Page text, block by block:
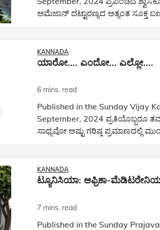
ಅಮೆಜಾನ್ ದಟ್ಟಾರಣ್ಯದ ಅತ್ಯಂತ ಸೂಕ್ತ
ವಾರದ ಪಾಡ್ ಕಾಸ್ಟ್ "ಟ್ರ್ಯಾವೆಲ್, ಎಕ್ಸ್
KANNADA
ಯಾರೋ.... ಎಂದೋ... ಎಲ್ಲೋ....
6 mins. read
Published in the Sunday Vijay
September, 2024 ಪ್ರತಿಯೊಬ್ಬರೂ ತಮಗೆ ಎಷ್ಟು
ಸಾಧ್ಯವೋ ಅಷ್ಟು ಗರಿಷ್ಠ ಪ್ರಮಾಣದಲ್ಲಿ
ಕೊಡುಗೆ ನೀಡುತ್ತಿದ್ದಾರೆ. ನಾವು ಕೂಡ
ನೀವ
KANNADA
ಟ್ಯೂನಿಸಿಯಾ: ಆಫ್ರಿಕಾ-
7 mins. read
Published in the Sunday